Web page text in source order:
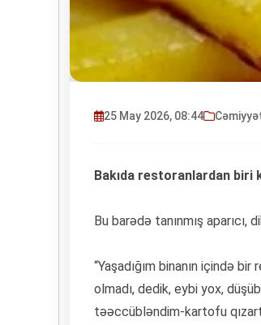
25 May 2026, 08:44
Bakıda restoranlardan biri
Bu barədə tanınmış
“Yaşadığım binanın içində
olmadı, dedik, eybi yox,
təəccübləndim-kartofu